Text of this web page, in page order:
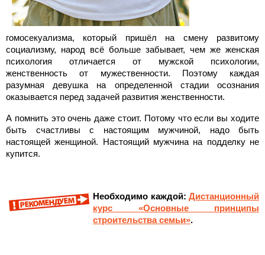
гомосекуализма, который пришёл на смену развитому
социализму, народ всё больше забывает, чем же женская
психология отличается от мужской психологии,
женственность от мужественности. Поэтому каждая
разумная девушка на определенной стадии осознания
оказывается перед задачей развития женственности.
А помнить это очень даже стоит. Потому что если вы ходите
быть счастливы с настоящим мужчиной, надо быть
настоящей женщиной. Настоящий мужчина на подделку не
купится.
Необходимо каждой: Дистанционный
курс «Основные принципы
строительства семьи».